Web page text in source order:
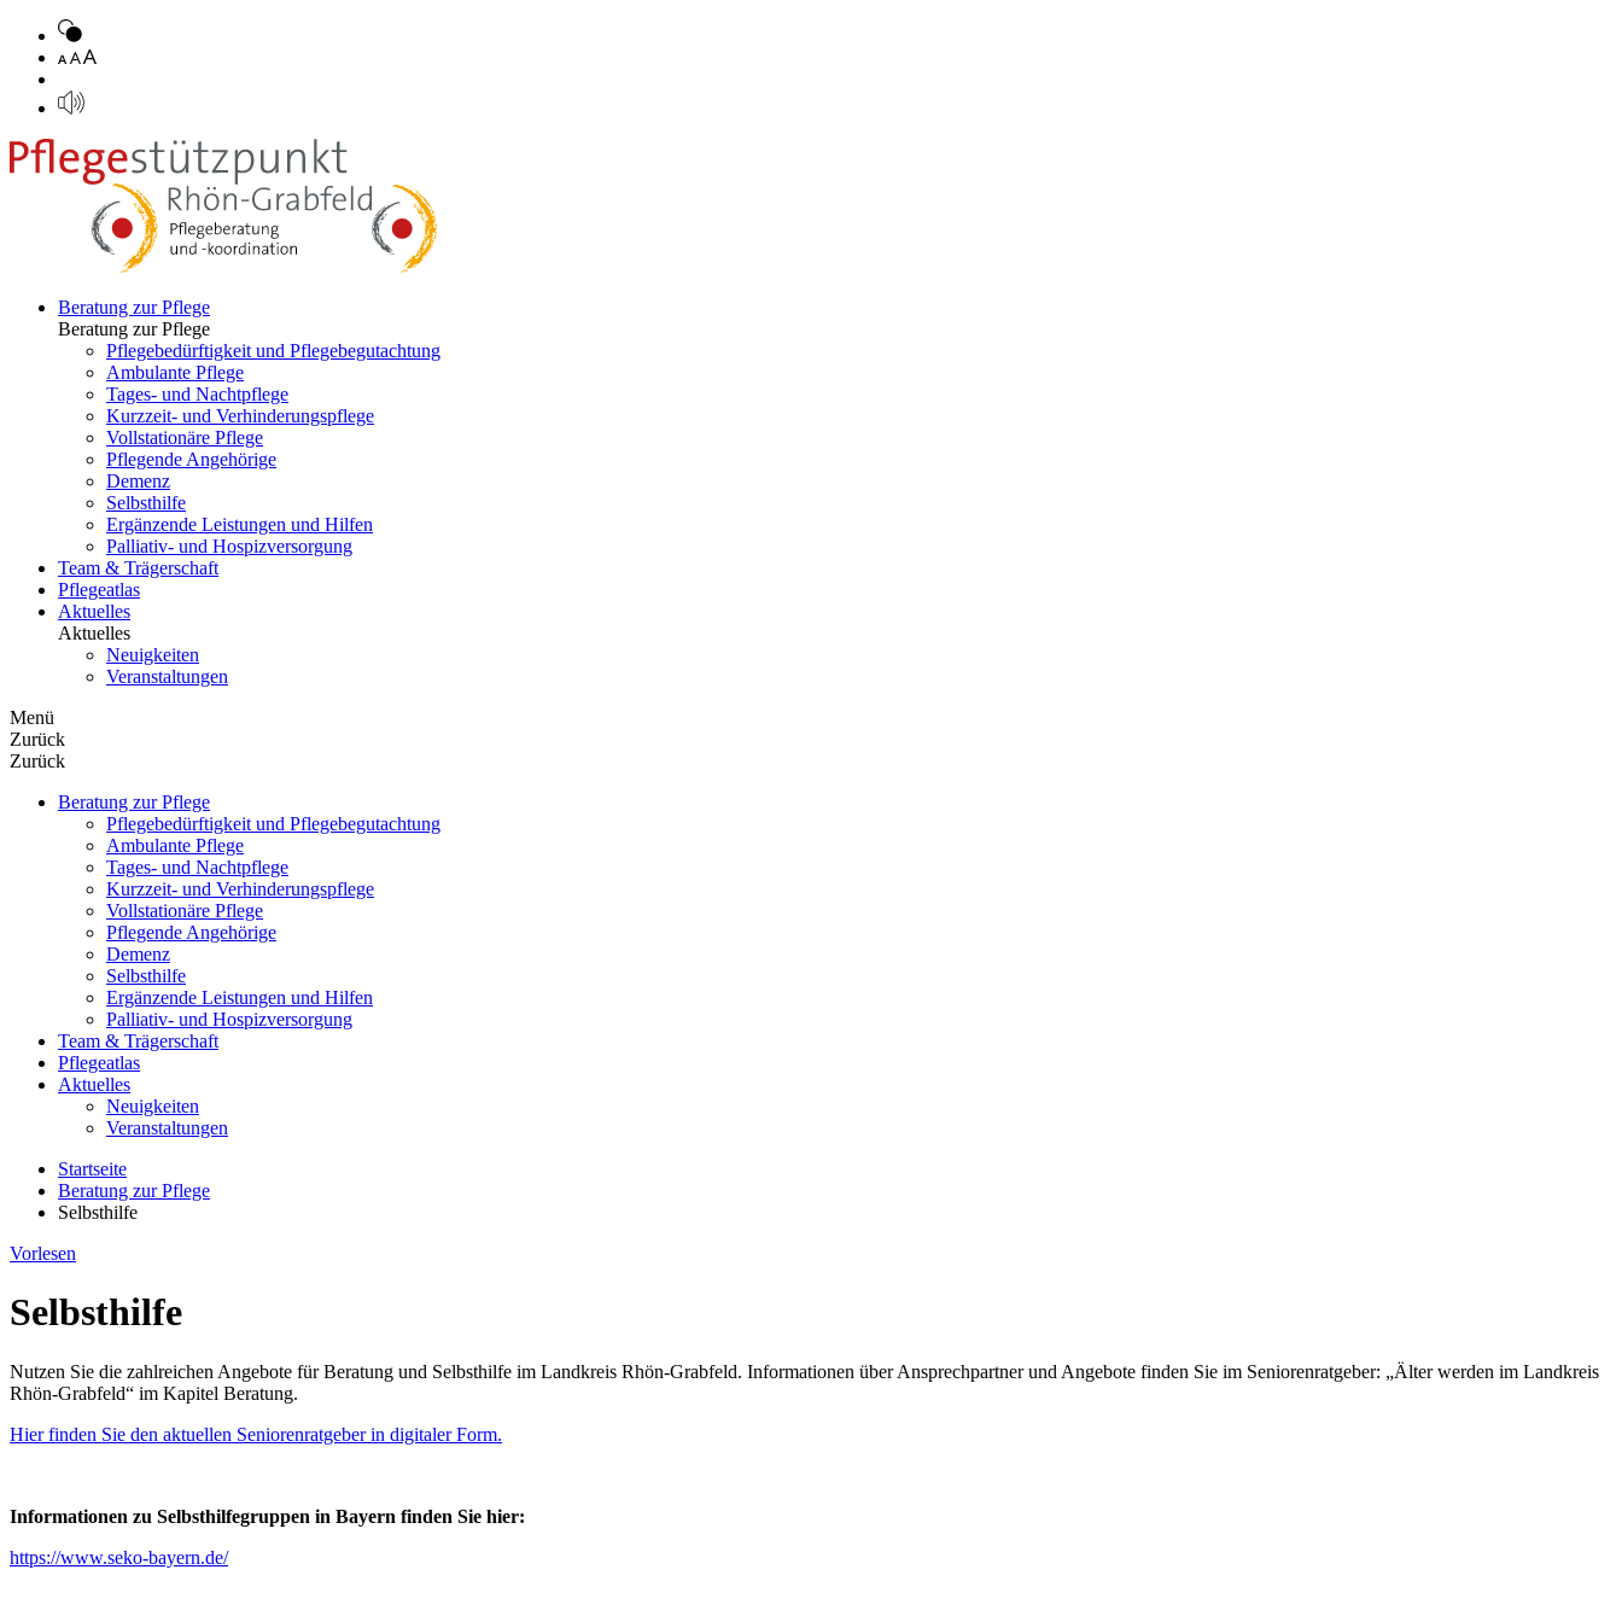
Beratung zur Pflege
Beratung zur Pflege
Pflegebedürftigkeit und Pflegebegutachtung
Ambulante Pflege
Tages- und Nachtpflege
Kurzzeit- und Verhinderungspflege
Vollstationäre Pflege
Pflegende Angehörige
Demenz
Selbsthilfe
Ergänzende Leistungen und Hilfen
Palliativ- und Hospizversorgung
Team & Trägerschaft
Pflegeatlas
Aktuelles
Aktuelles
Neuigkeiten
Veranstaltungen
Menü
Zurück
Zurück
Beratung zur Pflege
Pflegebedürftigkeit und Pflegebegutachtung
Ambulante Pflege
Tages- und Nachtpflege
Kurzzeit- und Verhinderungspflege
Vollstationäre Pflege
Pflegende Angehörige
Demenz
Selbsthilfe
Ergänzende Leistungen und Hilfen
Palliativ- und Hospizversorgung
Team & Trägerschaft
Pflegeatlas
Aktuelles
Neuigkeiten
Veranstaltungen
Startseite
Beratung zur Pflege
Selbsthilfe
Vorlesen
Selbsthilfe
Nutzen Sie die zahlreichen Angebote für Beratung und Selbsthilfe im Landkreis Rhön-Grabfeld. Informationen über Ansprechpartner und Angebote finden Sie im Seniorenratgeber: „Älter werden im Landkreis
Rhön-Grabfeld“ im Kapitel Beratung.
Hier finden Sie den aktuellen Seniorenratgeber in digitaler Form.
Informationen zu Selbsthilfegruppen in Bayern finden Sie hier:
https://www.seko-bayern.de/